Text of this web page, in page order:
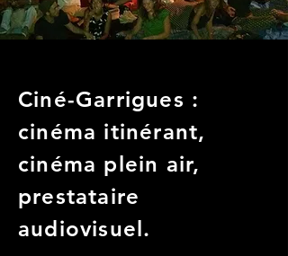
Ciné-Garrigues :
cinéma itinérant,
cinéma plein air,
prestataire
audiovisuel.